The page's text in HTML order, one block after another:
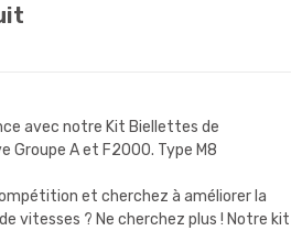
avec notre Kit Biellettes de
Groupe A et F2000. Type M8
et cherchez à améliorer la
vitesses ? Ne cherchez plus ! Notre kit